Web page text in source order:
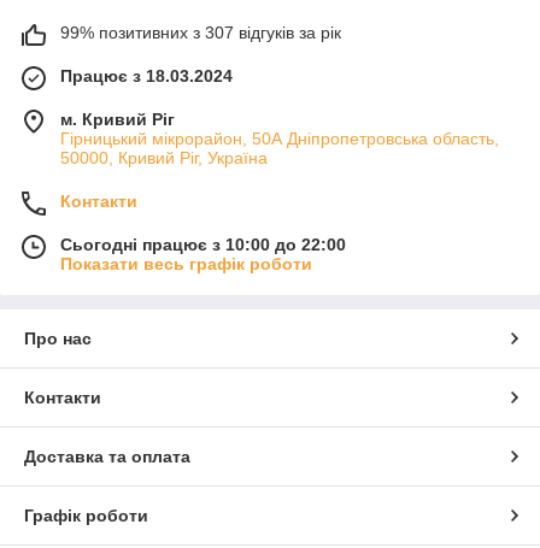
99% позитивних з 307 відгуків за рік
Працює з 18.03.2024
м. Кривий Ріг
Гірницький мікрорайон, 50А Дніпропетровська область,
50000, Кривий Ріг, Україна
Контакти
Сьогодні працює з 10:00 до 22:00
Показати весь графік роботи
Про нас
Контакти
Доставка та оплата
Графік роботи